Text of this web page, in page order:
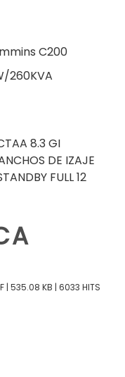
C200
260KVA
8.3 GI
DE IZAJE
FULL 12
| 535.08 KB | 6033 HITS